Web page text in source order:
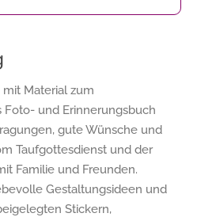
Material zum
Foto- und Erinnerungsbuch
gute Wünsche und
Taufgottesdienst und der
Familie und Freunden.
Gestaltungsideen und
Stickern,